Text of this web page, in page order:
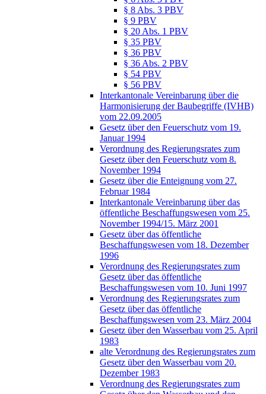
§ 8 Abs. 3 PBV
§ 9 PBV
§ 20 Abs. 1 PBV
§ 35 PBV
§ 36 PBV
§ 36 Abs. 2 PBV
§ 54 PBV
§ 56 PBV
Interkantonale Vereinbarung über die
Harmonisierung der Baubegriffe (IVHB)
vom 22.09.2005
Gesetz über den Feuerschutz vom 19.
Januar 1994
Verordnung des Regierungsrates zum
Gesetz über den Feuerschutz vom 8.
November 1994
Gesetz über die Enteignung vom 27.
Februar 1984
Interkantonale Vereinbarung über das
öffentliche Beschaffungswesen vom 25.
November 1994/15. März 2001
Gesetz über das öffentliche
Beschaffungswesen vom 18. Dezember
1996
Verordnung des Regierungsrates zum
Gesetz über das öffentliche
Beschaffungswesen vom 10. Juni 1997
Verordnung des Regierungsrates zum
Gesetz über das öffentliche
Beschaffungswesen vom 23. März 2004
Gesetz über den Wasserbau vom 25. April
1983
alte Verordnung des Regierungsrates zum
Gesetz über den Wasserbau vom 20.
Dezember 1983
Verordnung des Regierungsrates zum